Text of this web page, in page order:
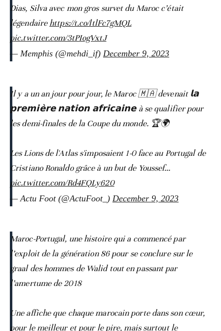
Dias, Silva avec mon gros survet du Maroc c’était
légendairehttps://t.co/ltlFc7gMQL
pic.twitter.com/3tPIogVxtJ
— Memphis (@mehdi_if) December 9, 2023
Il y a un an jour pour jour, le Maroc 🇲🇦 devenait 𝗹𝗮
𝗽𝗿𝗲𝗺𝗶𝗲̀𝗿𝗲 𝗻𝗮𝘁𝗶𝗼𝗻 𝗮𝗳𝗿𝗶𝗰𝗮𝗶𝗻𝗲 à se qualifier pour
les demi-finales de la Coupe du monde. 🏆🌍
Les Lions de l'Atlas s'imposaient 1-0 face au Portugal de
Cristiano Ronaldo grâce à un but de Youssef…
pic.twitter.com/Rd4FQLy620
— Actu Foot (@ActuFoot_) December 9, 2023
Maroc-Portugal, une histoire qui a commencé par
l’exploit de la génération 86 pour se conclure sur le
graal des hommes de Walid tout en passant par
l’amertume de 2018
Une affiche que chaque marocain porte dans son cœur,
pour le meilleur et pour le pire, mais surtout le